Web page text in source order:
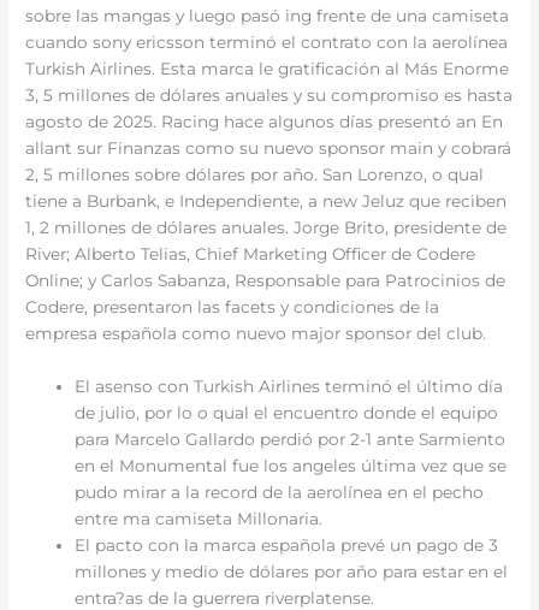
sobre las mangas y luego pasó ing frente de una camiseta
cuando sony ericsson terminó el contrato con la aerolínea
Turkish Airlines. Esta marca le gratificación al Más Enorme
3, 5 millones de dólares anuales y su compromiso es hasta
agosto de 2025. Racing hace algunos días presentó an En
allant sur Finanzas como su nuevo sponsor main y cobrará
2, 5 millones sobre dólares por año. San Lorenzo, o qual
tiene a Burbank, e Independiente, a new Jeluz que reciben
1, 2 millones de dólares anuales. Jorge Brito, presidente de
River; Alberto Telias, Chief Marketing Officer de Codere
Online; y Carlos Sabanza, Responsable para Patrocinios de
Codere, presentaron las facets y condiciones de la
empresa española como nuevo major sponsor del club.
El asenso con Turkish Airlines terminó el último día
de julio, por lo o qual el encuentro donde el equipo
para Marcelo Gallardo perdió por 2-1 ante Sarmiento
en el Monumental fue los angeles última vez que se
pudo mirar a la record de la aerolínea en el pecho
entre ma camiseta Millonaria.
El pacto con la marca española prevé un pago de 3
millones y medio de dólares por año para estar en el
entra?as de la guerrera riverplatense.